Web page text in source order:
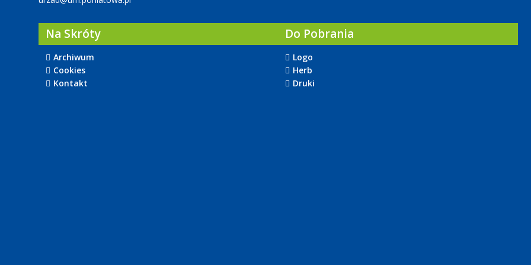
Na Skróty
Archiwum
Cookies
Kontakt
Do Pobrania
Logo
Herb
Druki